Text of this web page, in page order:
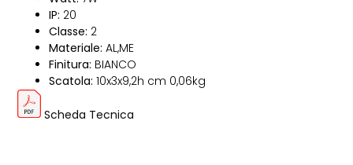
IP: 20
Classe: 2
Materiale: AL,ME
Finitura: BIANCO
Scatola: 10x3x9,2h cm 0,06kg
Scheda Tecnica